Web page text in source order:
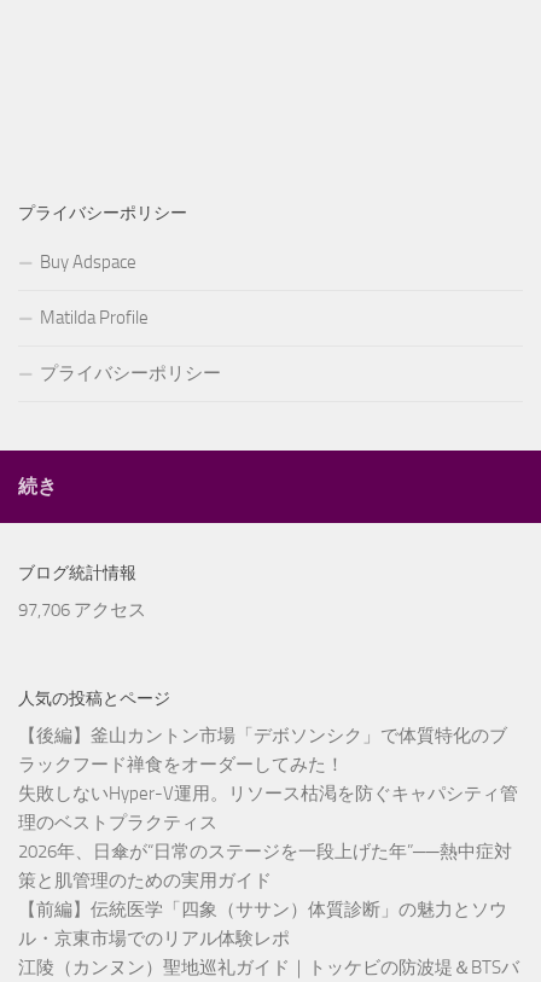
プライバシーポリシー
Buy Adspace
Matilda Profile
プライバシーポリシー
続き
ブログ統計情報
97,706 アクセス
人気の投稿とページ
【後編】釜山カントン市場「デボソンシク」で体質特化のブ
ラックフード禅食をオーダーしてみた！
失敗しないHyper-V運用。リソース枯渇を防ぐキャパシティ管
理のベストプラクティス
2026年、日傘が“日常のステージを一段上げた年”──熱中症対
策と肌管理のための実用ガイド
【前編】伝統医学「四象（ササン）体質診断」の魅力とソウ
ル・京東市場でのリアル体験レポ
江陵（カンヌン）聖地巡礼ガイド｜トッケビの防波堤＆BTSバ